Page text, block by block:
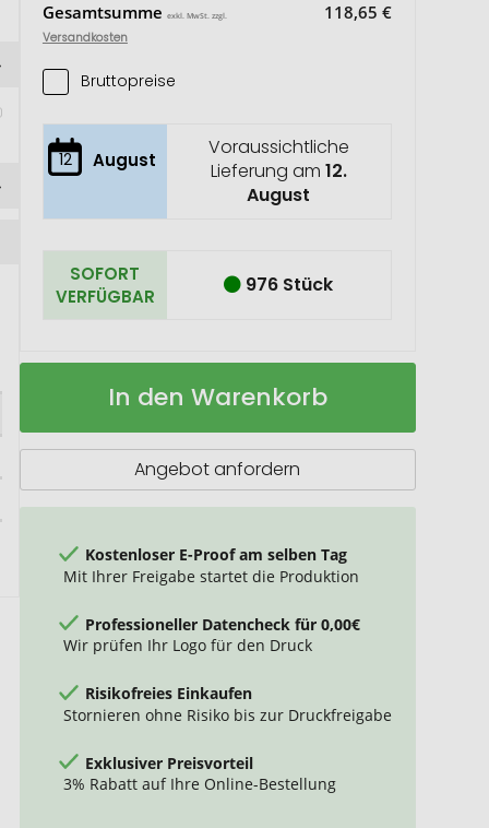
Gesamtsumme exkl. MwSt. zzgl.
Versandkosten
118,65 €
Bruttopreise
12 August
Voraussichtliche
Lieferung am 12.
August
SOFORT
VERFÜGBAR
976 Stück
Cortegana
Kugelschreiber
Auf
In den Warenkorb
Angebot anfordern
Kostenloser E-Proof am selben Tag
Mit Ihrer Freigabe startet die Produktion
Professioneller Datencheck für 0,00€
Wir prüfen Ihr Logo für den Druck
Risikofreies Einkaufen
Stornieren ohne Risiko bis zur Druckfreigabe
Exklusiver Preisvorteil
3% Rabatt auf Ihre Online-Bestellung